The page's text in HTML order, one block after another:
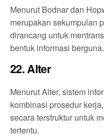
Menurut Bodnar dan
merupakan sekumpulan
dirancang untuk
bentuk informasi berguna.
22. Alter
Menurut Alter, sistem
kombinasi prosedur
secara terstruktur untuk
tertentu.